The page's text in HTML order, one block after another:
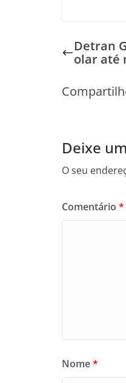
Detran
olar até
Deixe
O seu
Comentário *
Nome*